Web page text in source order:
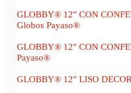
GLOBBY® 12" CON
Globos Payaso®
GLOBBY® 12" CON
Payaso®
GLOBBY® 12" LISO